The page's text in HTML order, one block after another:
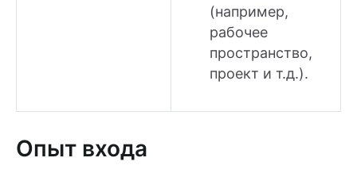
(например,
рабочее
пространство,
проект и т.д.).
Опыт входа